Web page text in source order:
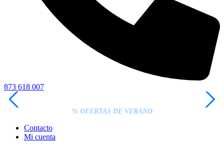
873 618 007
% OFERTAS DE VERANO
Contacto
Mi cuenta